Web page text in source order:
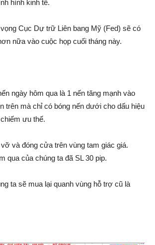
hình kinh tế.
Cục Dự trữ Liên bang Mỹ (Fed) sẽ có
nữa vào cuộc họp cuối tháng này.
ngày hôm qua là 1 nến tăng mạnh vào
trên mà chỉ có bóng nến dưới cho dấu hiệu
ưu thế.
và đóng cửa trên vùng tam giác giá.
qua của chúng ta đã SL 30 pip.
ta sẽ mua lại quanh vùng hỗ trợ cũ là